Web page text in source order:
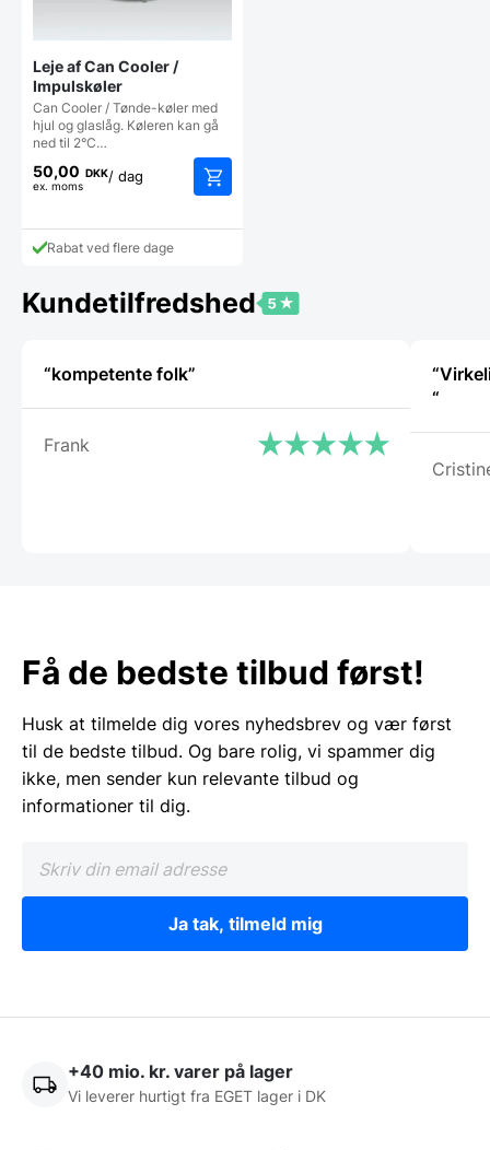
Leje af Can Cooler /
Impulskøler
Can Cooler / Tønde-køler med
hjul og glaslåg. Køleren kan gå
ned til 2°C…
50,00 DKK
ex. moms
/ dag
Rabat ved flere dage
Kundetilfredshed
“kompetente folk”
Frank
“
Få de bedste tilbud først!
Husk at tilmelde dig vores nyhedsbrev og vær først
til de bedste tilbud. Og bare rolig, vi spammer dig
ikke, men sender kun relevante tilbud og
informationer til dig.
Ja tak, tilmeld mig
+40 mio. kr. varer på lager
Vi leverer hurtigt fra EGET lager i DK